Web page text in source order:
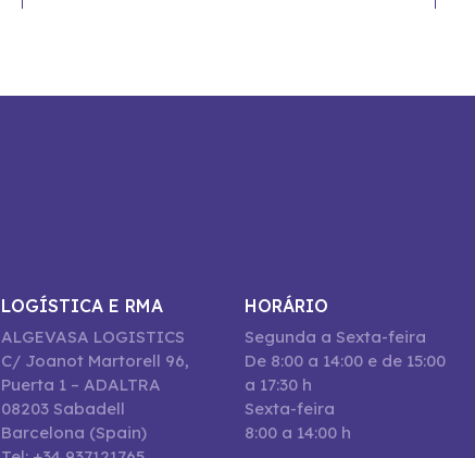
LOGÍSTICA E RMA
ALGEVASA LOGISTICS
C/ Joanot Martorell 96,
Puerta 1 – ADALTRA
08203 Sabadell
Barcelona (Spain)
HORÁRIO
Segunda a Sexta-feira
De 8:00 a 14:00 e de 15:00
a 17:30 h
Sexta-feira
8:00 a 14:00 h